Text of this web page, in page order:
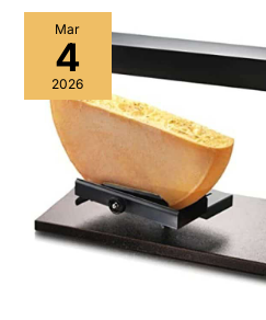
Mar
4
2026